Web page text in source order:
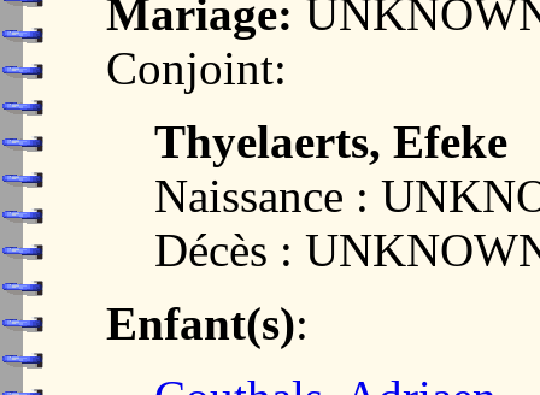
Mariage:
Conjoint:
Thyelaerts, Efeke
Naissance :
Décès :
Enfant(s):